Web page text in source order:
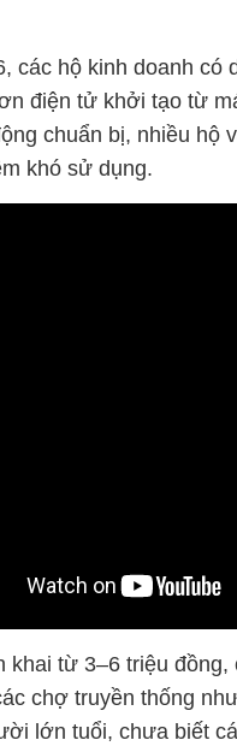
các hộ kinh doanh có
điện tử khởi tạo từ
chuẩn bị, nhiều hộ
khó sử dụng.
khai từ 3–6 triệu
chợ truyền thống
lớn tuổi, chưa biết